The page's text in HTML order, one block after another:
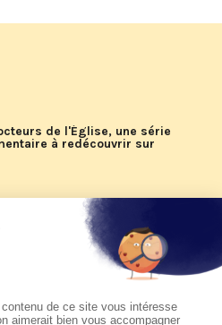
de l'Église, une série
à redécouvrir sur
d'été 2026 de KTO
pastorale du pape Léon
à suivre sur KTO le